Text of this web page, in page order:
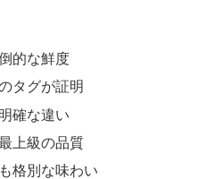
的な鮮度
タグが証明
確な違い
上級の品質
格別な味わい